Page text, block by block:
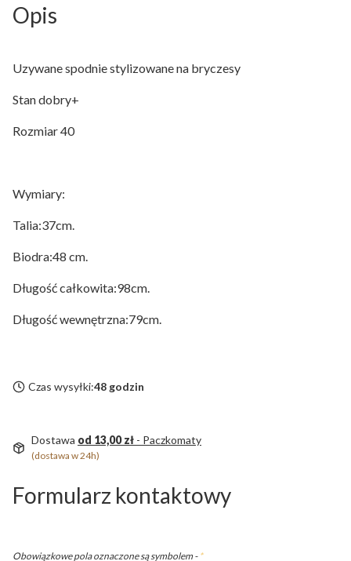
Opis
Uzywane spodnie stylizowane na bryczesy
Stan dobry+
Rozmiar 40
Wymiary:
Talia:37cm.
Biodra:48 cm.
Długość całkowita:98cm.
Długość wewnętrzna:79cm.
Czas wysyłki:48 godzin
Dostawa od 13,00 zł - Paczkomaty
(dostawa w 24h)
Formularz kontaktowy
Obowiązkowe pola oznaczone są symbolem - *